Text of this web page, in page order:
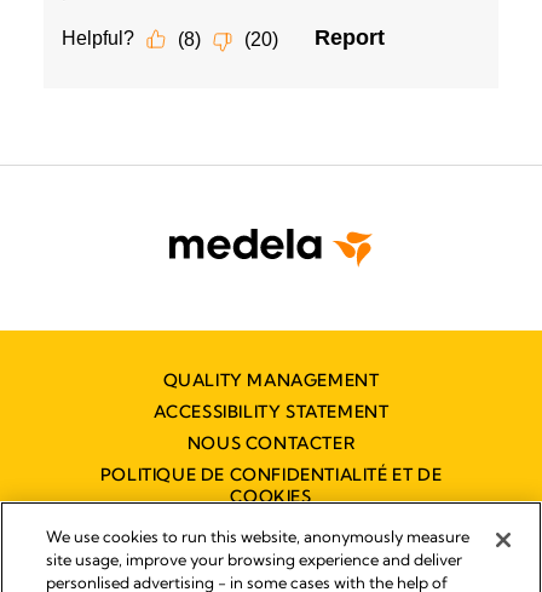
QUALITY MANAGEMENT
ACCESSIBILITY STATEMENT
NOUS CONTACTER
POLITIQUE DE CONFIDENTIALITÉ ET DE
COOKIES
DÉCLARATION D'ACCESSIBILITÉ
NUMÉRIQUE
We use cookies to run this website, anonymously measure
site usage, improve your browsing experience and deliver
personlised advertising - in some cases with the help of